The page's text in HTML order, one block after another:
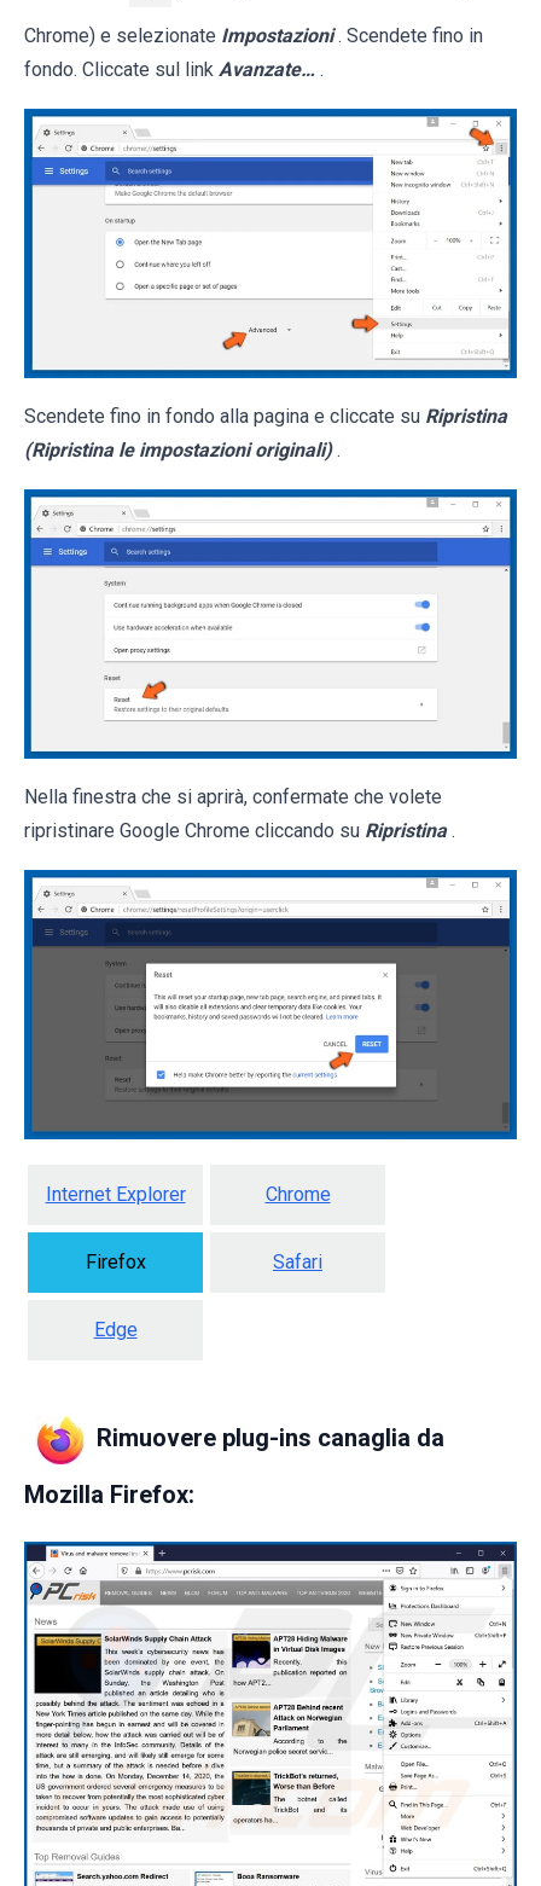
Chrome) e selezionate Impostazioni . Scendete fino in
fondo. Cliccate sul link Avanzate… .
Scendete fino in fondo alla pagina e cliccate su Ripristina
(Ripristina le impostazioni originali) .
Nella finestra che si aprirà, confermate che volete
ripristinare Google Chrome cliccando su Ripristina .
Internet Explorer Chrome
Firefox Safari
Edge
Rimuovere plug-ins canaglia da
Mozilla Firefox: